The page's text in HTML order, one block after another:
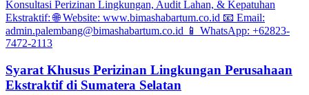
Syarat Khusus Perizinan Lingkungan Perusahaan
Ekstraktif di Sumatera Selatan